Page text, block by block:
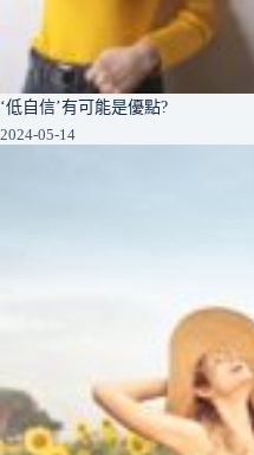
‘低自信’有可能是優點?
2024-05-14